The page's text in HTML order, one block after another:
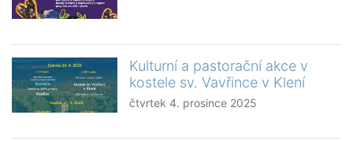
Kulturní a pastorační akce v
kostele sv. Vavřince v Klení
čtvrtek 4. prosince 2025